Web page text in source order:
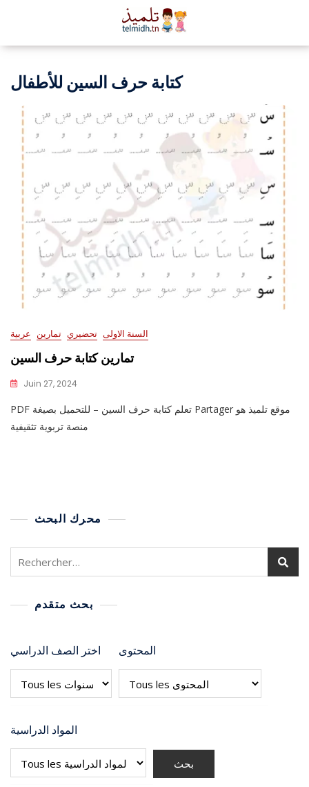
كتابة حرف السين للأطفال
السنة الاولى تحضيري تمارين عربية
تمارين كتابة حرف السين
Juin 27, 2024
PDF تعلم كتابة حرف السين – للتحميل بصيغة Partager موقع تلميذ هو
منصة تربوية تثقيفية
محرك البحث
بحث متقدم
اختر الصف الدراسي المحتوى
المواد الدراسية